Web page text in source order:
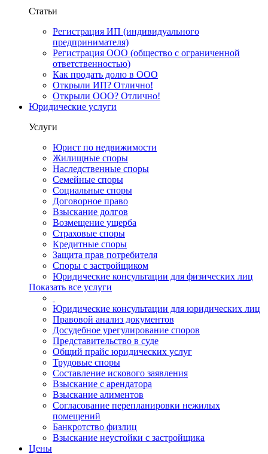
Статьи
Регистрация ИП (индивидуального
предпринимателя)
Регистрация ООО (общество с ограниченной
ответственностью)
Как продать долю в ООО
Открыли ИП? Отлично!
Открыли ООО? Отлично!
Юридические услуги
Услуги
Юрист по недвижимости
Жилищные споры
Наследственные споры
Семейные споры
Социальные споры
Договорное право
Взыскание долгов
Возмещение ущерба
Страховые споры
Кредитные споры
Защита прав потребителя
Споры с застройщиком
Юридические консультации для физических лиц
Показать все услуги
Юридические консультации для юридических лиц
Правовой анализ документов
Досудебное урегулирование споров
Представительство в суде
Общий прайс юридических услуг
Трудовые споры
Составление искового заявления
Взыскание с арендатора
Взыскание алиментов
Cогласование перепланировки нежилых
помещений
Банкротство физлиц
Взыскание неустойки с застройщика
Цены